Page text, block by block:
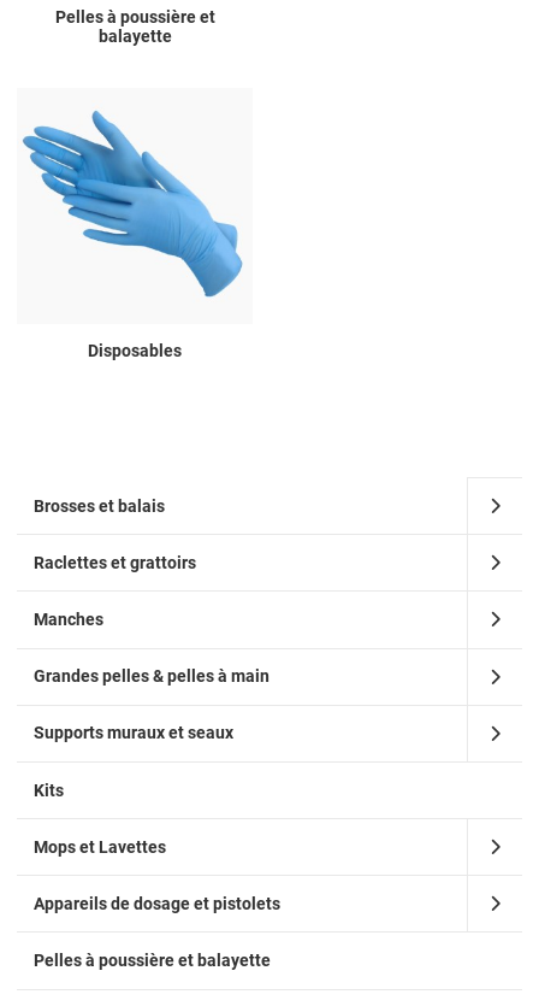
Brosses et balais
Raclettes et grattoirs
Manches
Grandes pelles & pelles à main
Supports muraux et seaux
Kits
Mops et Lavettes
Appareils de dosage et pistolets
Pelles à poussière et balayette
Pelles à poussière et
balayette
Disposables